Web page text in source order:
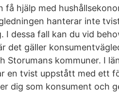
få hjälp med
hanterar inte
I dessa fall kan du vid
det gäller
Storumans kommuner. I
en tvist uppstått med ett
dig som konsument och